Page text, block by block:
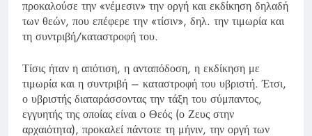
προκαλούσε την «νέμεσιν» την οργή και εκδίκηση δηλαδή
των θεών, που επέφερε την «τίσιν», δηλ. την τιμωρία και
τη συντριβή/καταστροφή του.
Τίσις ήταν η απότιση, η ανταπόδοση, η εκδίκηση με
τιμωρία και η συντριβή – καταστροφή του υβριστή. Έτσι,
ο υβριστής διαταράσσοντας την τάξη του σύμπαντος,
εγγυητής της οποίας είναι ο Θεός (ο Ζευς στην
αρχαιότητα), προκαλεί πάντοτε τη μήνιν, την οργή των